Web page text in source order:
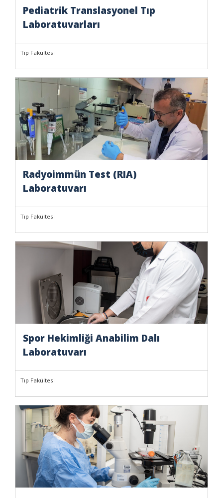
Pediatrik Translasyonel Tıp
Laboratuvarları
Tıp Fakültesi
Radyoimmün Test (RIA)
Laboratuvarı
Tıp Fakültesi
Spor Hekimliği Anabilim Dalı
Laboratuvarı
Tıp Fakültesi